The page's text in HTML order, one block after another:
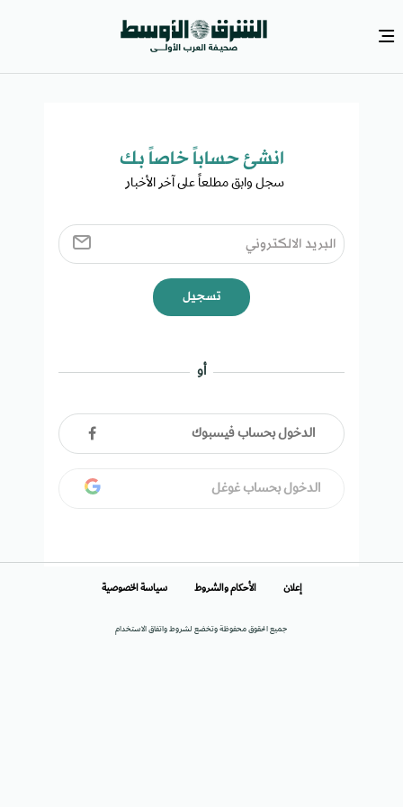
انشئ حساباً خاصاً بك​
سجل وابق مطلعاً على آخر الأخبار ​
تسجيل
أو
الدخول بحساب فيسبوك
الدخول بحساب غوغل
جميع الحقوق محفوظة وتخضع لشروط واتفاق الاستخدام
إعلان الأحكام والشروط سياسة الخصوصية